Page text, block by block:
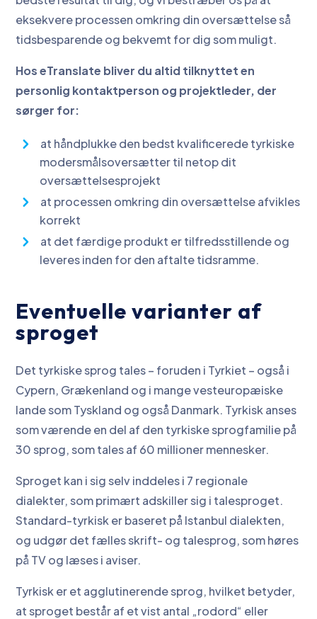
eksekvere processen omkring din oversættelse så
tidsbesparende og bekvemt for dig som muligt.
Hos eTranslate bliver du altid tilknyttet en
personlig kontaktperson og projektleder, der
sørger for:
at håndplukke den bedst kvalificerede tyrkiske
modersmålsoversætter til netop dit
oversættelsesprojekt
at processen omkring din oversættelse afvikles
korrekt
at det færdige produkt er tilfredsstillende og
leveres inden for den aftalte tidsramme.
Eventuelle varianter af
sproget
Det tyrkiske sprog tales – foruden i Tyrkiet – også i
Cypern, Grækenland og i mange vesteuropæiske
lande som Tyskland og også Danmark. Tyrkisk anses
som værende en del af den tyrkiske sprogfamilie på
30 sprog, som tales af 60 millioner mennesker.
Sproget kan i sig selv inddeles i 7 regionale
dialekter, som primært adskiller sig i talesproget.
Standard-tyrkisk er baseret på Istanbul dialekten,
og udgør det fælles skrift- og talesprog, som høres
på TV og læses i aviser.
Tyrkisk er et agglutinerende sprog, hvilket betyder,
at sproget består af et vist antal „rodord“ eller